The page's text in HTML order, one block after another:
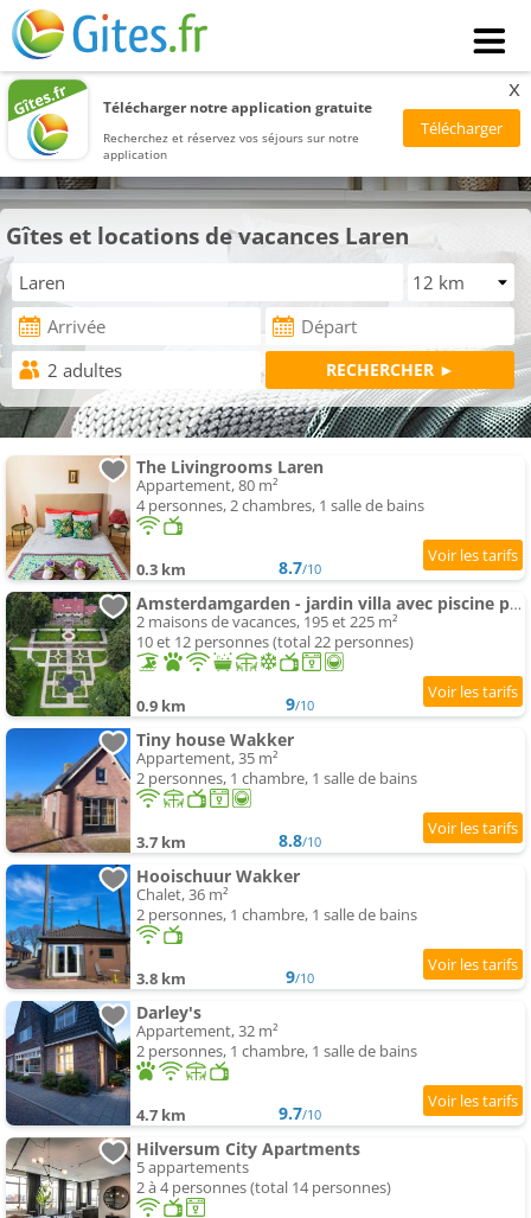
Télécharger notre application gratuite
Recherchez et réservez vos séjours sur notre
application
x
Gîtes et locations de vacances Laren
The Livingrooms Laren
Appartement, 80 m²
4 personnes, 2 chambres, 1 salle de bains
0.3 km 8.7/10
Amsterdamgarden - jardin villa avec piscine proche de Amsterdam
2 maisons de vacances, 195 et 225 m²
10 et 12 personnes (total 22 personnes)
0.9 km 9/10
Tiny house Wakker
Appartement, 35 m²
2 personnes, 1 chambre, 1 salle de bains
3.7 km 8.8/10
Hooischuur Wakker
Chalet, 36 m²
2 personnes, 1 chambre, 1 salle de bains
3.8 km 9/10
Darley's
Appartement, 32 m²
2 personnes, 1 chambre, 1 salle de bains
4.7 km 9.7/10
Hilversum City Apartments
5 appartements
2 à 4 personnes (total 14 personnes)